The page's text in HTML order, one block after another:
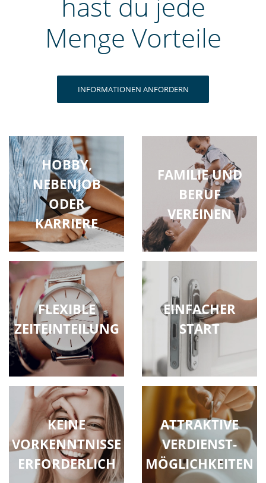
Menge Vorteile
INFORMATIONEN ANFORDERN
HOBBY,
NEBENJOB
ODER
KARRIERE
FAMILIE UND
BERUF
VEREINEN
FLEXIBLE
ZEITEINTEILUNG
EINFACHER
START
KEINE
VORKENNTNISSE
ERFORDERLICH
ATTRAKTIVE
VERDIENST-
MÖGLICHKEITEN